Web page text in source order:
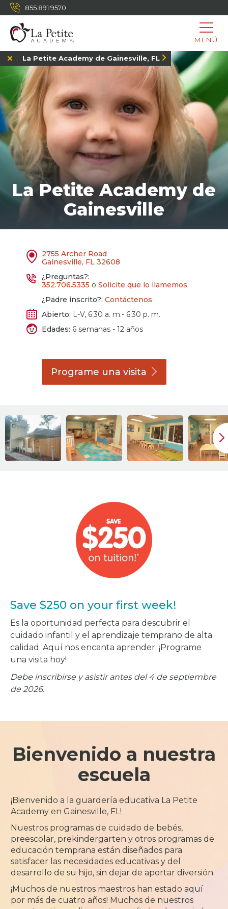
855.891.9570
MENÚ
La Petite Academy de Gainesville, FL
La Petite Academy de
Gainesville
2755 Archer Road
Gainesville, FL 32608
¿Preguntas?:
352.706.5335 o Solicite que lo llamemos
¿Padre inscrito?: Contáctenos
Abierto: L-V, 6:30 a. m.- 6:30 p. m.
Edades: 6 semanas - 12 años
Programe unavisita
Save $250 on your first week!
Es la oportunidad perfecta para descubrir el
cuidado infantil y el aprendizaje temprano de alta
calidad. Aquí nos encanta aprender. ¡Programe
una visita hoy!
Debe inscribirse y asistir antes del 4 de septiembre
de 2026.
Bienvenido a nuestra
escuela
¡Bienvenido a la guardería educativa La Petite
Academy en Gainesville, FL!
Nuestros programas de cuidado de bebés,
preescolar, prekindergarten y otros programas de
educación temprana están diseñados para
satisfacer las necesidades educativas y del
desarrollo de su hijo, sin dejar de aportar diversión.
¡Muchos de nuestros maestros han estado aquí
por más de cuatro años! Muchos de nuestros